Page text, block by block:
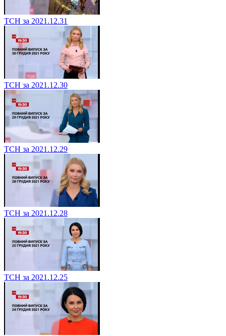
ТСН за 2021.12.31
ТСН за 2021.12.30
ТСН за 2021.12.29
ТСН за 2021.12.28
ТСН за 2021.12.25